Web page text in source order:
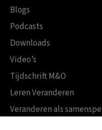
Blogs
Podcasts
Downloads
Video’s
Tijdschrift M&O
Leren Veranderen
Veranderen als